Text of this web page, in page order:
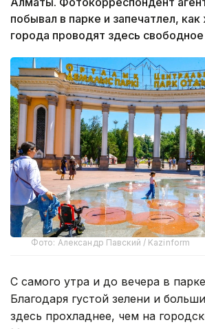
побывал в парке и запечатлел, как
города проводят здесь
Фото: Александр Павский / Kazinform
С самого утра и до вечера в
Благодаря густой зелени и
здесь прохладнее, чем на